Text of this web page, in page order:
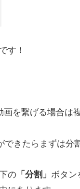
す！
を繋げる場合は
きたらまずは分
の 「分割」 ボタン